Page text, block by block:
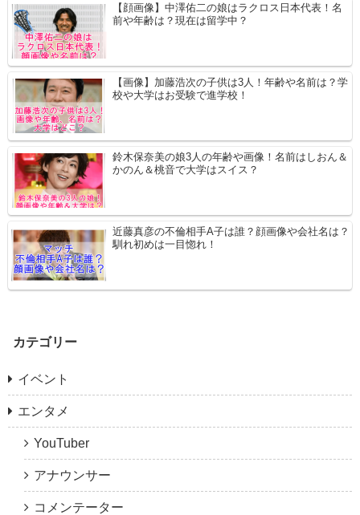
【顔画像】中澤佑二の娘はラクロス日本代表！名
前や年齢は？現在は留学中？
【画像】加藤浩次の子供は3人！年齢や名前は？学
校や大学はお受験で進学校！
鈴木保奈美の娘3人の年齢や画像！名前はしおん＆
かのん＆桃音で大学はスイス？
近藤真彦の不倫相手A子は誰？顔画像や会社名は？
馴れ初めは一目惚れ！
カテゴリー
イベント
エンタメ
YouTuber
アナウンサー
コメンテーター